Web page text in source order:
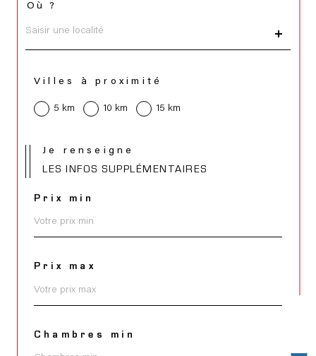
Où ?
Villes à proximité
5 km 10 km 15 km
Je renseigne
LES INFOS SUPPLÉMENTAIRES
Prix min
Prix max
Chambres min